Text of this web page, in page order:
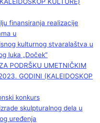
finansiranja realizacije
u
kulturnog stvaralaštva u
luka „Doček”
PODRŠKU UMETNIČKIM
GODINI (KALEIDOSKOP
konkurs
skulpturalnog dela u
uređenja